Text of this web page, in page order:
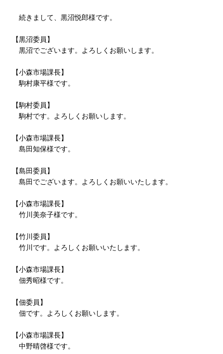
続きまして、黒沼悦郎様です。
【黒沼委員】
黒沼でございます。よろしくお願いします。
【小森市場課長】
駒村康平様です。
【駒村委員】
駒村です。よろしくお願いします。
【小森市場課長】
島田知保様です。
【島田委員】
島田でございます。よろしくお願いいたします。
【小森市場課長】
竹川美奈子様です。
【竹川委員】
竹川です。よろしくお願いいたします。
【小森市場課長】
佃秀昭様です。
【佃委員】
佃です。よろしくお願いします。
【小森市場課長】
中野晴啓様です。